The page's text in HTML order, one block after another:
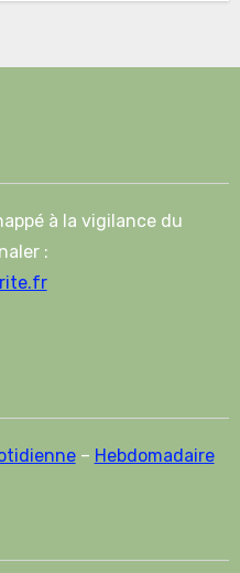
à la vigilance du
:
– Hebdomadaire